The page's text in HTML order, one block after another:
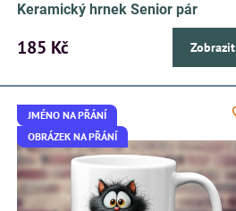
Keramický hrnek Senior pár
185 Kč Zobrazit
JMÉNO NA PŘÁNÍ
OBRÁZEK NA PŘÁNÍ